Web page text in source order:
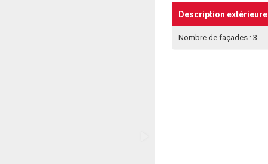
Description extérieure
Nombre de façades : 3